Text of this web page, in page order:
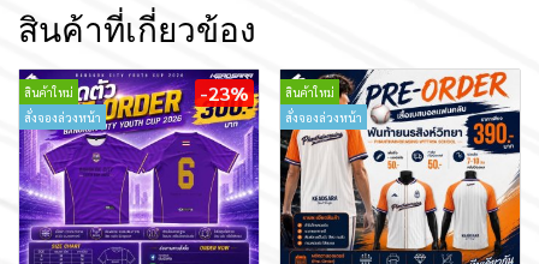
สินค้าที่เกี่ยวข้อง
สินค้าใหม่
สั่งจองล่วงหน้า
-23%
สินค้าใหม่
สั่งจองล่วงหน้า